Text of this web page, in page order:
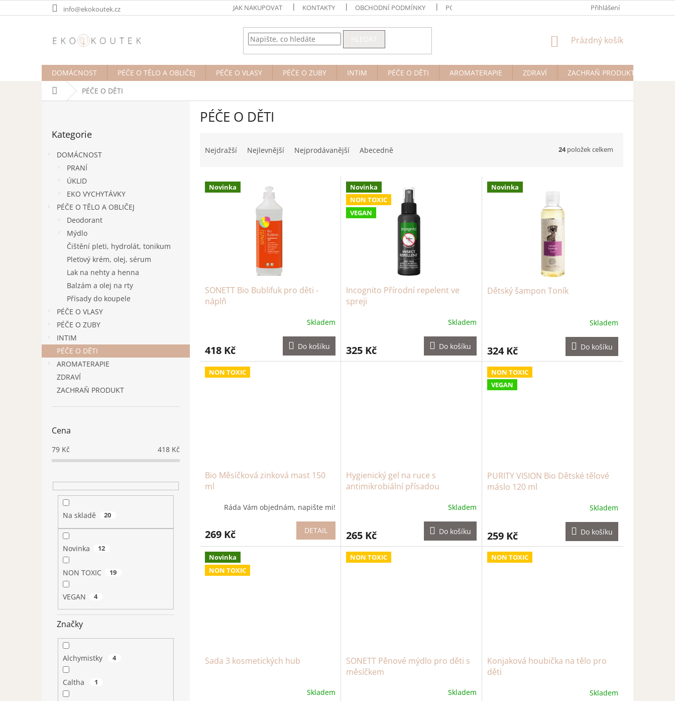
na
info@ekokoutek.cz JAK NAKUPOVAT KONTAKTY OBCHODNÍ PODMÍNKY PODMÍNKY OCHRANY OSOBNÍCH ÚDAJŮ Přihlášení
NÁKUPNÍ
Prázdný košík
DOMÁCNOST PÉČE O TĚLO A OBLIČEJ PÉČE O VLASY PÉČE O ZUBY INTIM PÉČE O DĚTI AROMATERAPIE ZDRAVÍ ZACHRAŇ PRODUKT
Domů PÉČE O DĚTI
kategorie
Kategorie
DOMÁCNOST
PRANÍ
ÚKLID
EKO VYCHYTÁVKY
PÉČE O TĚLO A OBLIČEJ
Deodorant
Mýdlo
Čištění pleti, hydrolát, tonikum
Pleťový krém, olej, sérum
Lak na nehty a henna
Balzám a olej na rty
Přísady do koupele
PÉČE O VLASY
PÉČE O ZUBY
INTIM
PÉČE O DĚTI
AROMATERAPIE
ZDRAVÍ
ZACHRAŇ PRODUKT
Cena
79 Kč 418 Kč
Na skladě 20
Novinka 12
NON TOXIC 19
VEGAN 4
Značky
Alchymistky 4
Caltha 1
PÉČE O DĚTI
n
Nejdražší Nejlevnější Nejprodávanější Abecedně 24položek celkem
V Novinka
SONETT Bio Bublifuk pro děti -
náplň
Skladem
418 Kč Do košíku
Novinka
NON TOXIC
VEGAN
Incognito Přírodní repelent ve
spreji
Skladem
325 Kč Do košíku
Novinka
Dětský šampon Toník
Skladem
324 Kč Do košíku
NON TOXIC
Bio Měsíčková zinková mast 150
ml
Ráda Vám objednám, napište mi!
269 Kč DETAIL
Hygienický gel na ruce s
antimikrobiální přísadou
Skladem
265 Kč Do košíku
NON TOXIC
VEGAN
PURITY VISION Bio Dětské tělové
máslo 120 ml
Skladem
259 Kč Do košíku
Novinka
NON TOXIC
Sada 3 kosmetických hub
Skladem
NON TOXIC
SONETT Pěnové mýdlo pro děti s
měsíčkem
Skladem
NON TOXIC
Konjaková houbička na tělo pro
děti
Skladem